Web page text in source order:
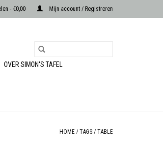
- €0,00 Mijn account / Registreren
OVER SIMON'S TAFEL
HOME / TAGS / TABLE